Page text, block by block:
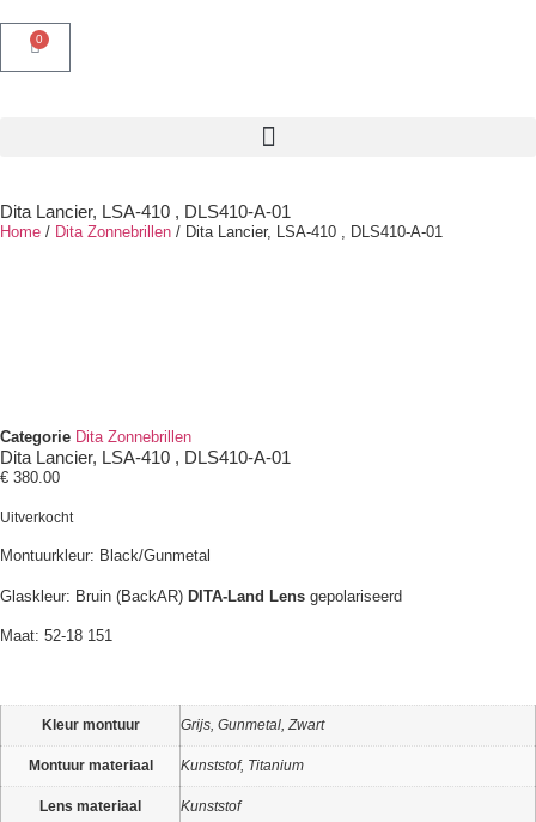
0
Dita Lancier, LSA-410 , DLS410-A-01
Home / Dita Zonnebrillen / Dita Lancier, LSA-410 , DLS410-A-01
Categorie Dita Zonnebrillen
Dita Lancier, LSA-410 , DLS410-A-01
€ 380.00
Uitverkocht
Montuurkleur: Black/Gunmetal
Glaskleur: Bruin (BackAR) DITA-Land Lens gepolariseerd
Maat: 52-18 151
Kleur montuur Grijs, Gunmetal, Zwart
Montuur materiaal Kunststof, Titanium
Lens materiaal Kunststof